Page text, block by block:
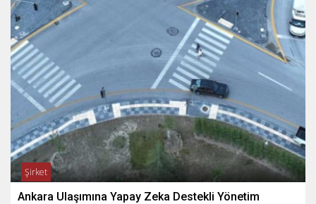
Şirket
Ankara Ulaşımına Yapay Zeka Destekli Yönetim